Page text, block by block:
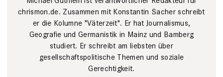
chrismon.de. Zusammen mit Konstantin Sacher schreibt
er die Kolumne "Väterzeit". Er hat Journalismus,
Geografie und Germanistik in Mainz und Bamberg
studiert. Er schreibt am liebsten über
gesellschaftspolitische Themen und soziale
Gerechtigkeit.